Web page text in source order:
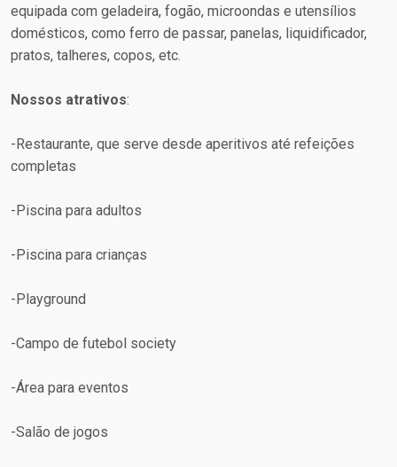
equipada com geladeira, fogão, microondas e utensílios
domésticos, como ferro de passar, panelas, liquidificador,
pratos, talheres, copos, etc.
Nossos atrativos:
-Restaurante, que serve desde aperitivos até refeições
completas
-Piscina para adultos
-Piscina para crianças
-Playground
-Campo de futebol society
-Área para eventos
-Salão de jogos